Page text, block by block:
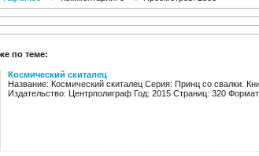
по теме:
Космический скиталец
Название: Космический скиталец Серия: Принц со свалки.
Издательство: Центрполиграф Год: 2015 Страниц: 320